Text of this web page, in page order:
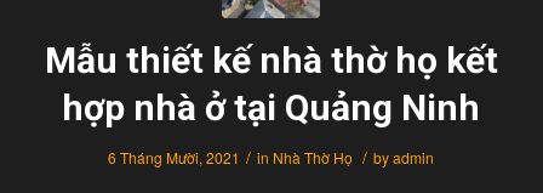
Mẫu thiết kế nhà thờ họ kết
hợp nhà ở tại Quảng Ninh
6 Tháng Mười, 2021 / in Nhà Thờ Họ / byadmin